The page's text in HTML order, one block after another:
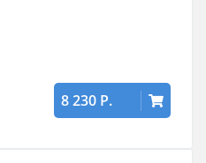
8 230 Р.